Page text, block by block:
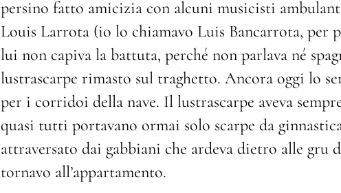
persino fatto amicizia con alcuni musicisti
Louis Larrota (io lo chiamavo Luis Bancarrota, per
lui non capiva la battuta, perché non parlava né
lustrascarpe rimasto sul traghetto. Ancora oggi lo
per i corridoi della nave. Il lustrascarpe aveva
quasi tutti portavano ormai solo scarpe da
attraversato dai gabbiani che ardeva dietro alle gru
tornavo all’appartamento.